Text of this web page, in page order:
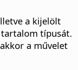
a kijelölt
típusát.
a művelet